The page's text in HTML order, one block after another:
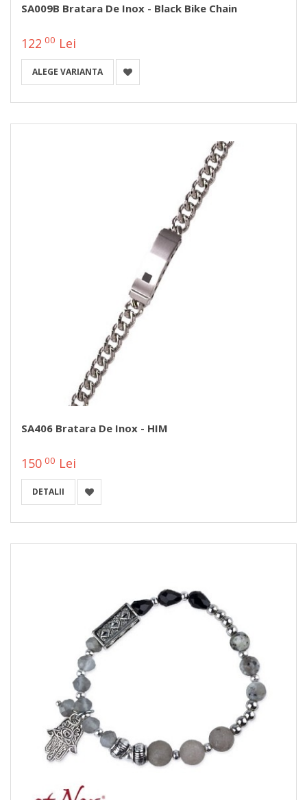
SA009B Bratara De Inox - Black Bike Chain
122 00 Lei
ALEGE VARIANTA
SA406 Bratara De Inox - HIM
150 00 Lei
DETALII